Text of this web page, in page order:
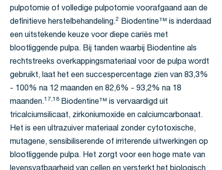
pulpotomie of volledige pulpotomie voorafgaand aan de
definitieve herstelbehandeling.2 Biodentine™ is inderdaad
een uitstekende keuze voor diepe cariës met
blootliggende pulpa. Bij tanden waarbij Biodentine als
rechtstreeks overkappingsmateriaal voor de pulpa wordt
gebruikt, laat het een succespercentage zien van 83,3%
- 100% na 12 maanden en 82,6% - 93,2% na 18
maanden.17,18 Biodentine™ is vervaardigd uit
tricalciumsilicaat, zirkoniumoxide en calciumcarbonaat.
Het is een ultrazuiver materiaal zonder cytotoxische,
mutagene, sensibiliserende of irriterende uitwerkingen op
blootliggende pulpa. Het zorgt voor een hoge mate van